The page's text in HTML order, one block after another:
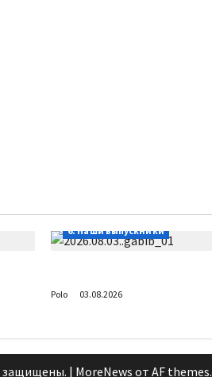
6. Наши выпускники
Polo 03.08.2026
защищены. | MoreNews от AF themes.